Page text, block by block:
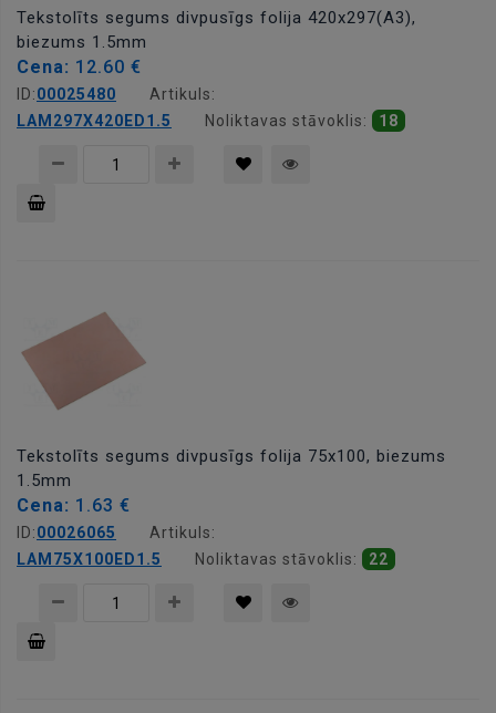
Tekstolīts segums divpusīgs folija 420x297(A3),
biezums 1.5mm
Cena: 12.60 €
ID:00025480
Artikuls:
LAM297X420ED1.5
Noliktavas stāvoklis: 18
Tekstolīts segums divpusīgs folija 75x100, biezums
1.5mm
Cena: 1.63 €
ID:00026065
Artikuls:
LAM75X100ED1.5
Noliktavas stāvoklis: 22